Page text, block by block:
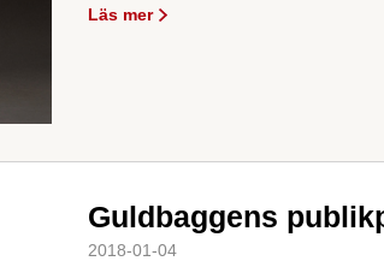
Läs mer
Guldbaggens
2018-01-04